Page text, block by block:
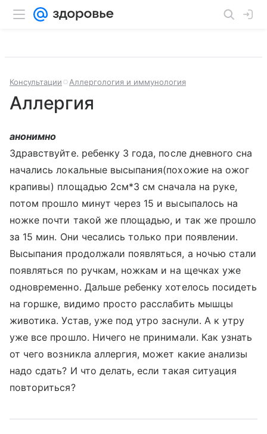
Консультации Аллергология и иммунология
Аллергия
анонимно
Здравствуйте. ребенку 3 года, после дневного сна
начались локальные высыпания(похожие на ожог
крапивы) площадью 2см*3 см сначала на руке,
потом прошло минут через 15 и высыпалось на
ножке почти такой же площадью, и так же прошло
за 15 мин. Они чесались только при появлении.
Высыпания продолжали появляться, а ночью стали
появляться по ручкам, ножкам и на щечках уже
одновременно. Дальше ребенку хотелось посидеть
на горшке, видимо просто расслабить мышцы
животика. Устав, уже под утро заснули. А к утру
уже все прошло. Ничего не принимали. Как узнать
от чего возникла аллергия, может какие анализы
надо сдать? И что делать, если такая ситуация
повториться?